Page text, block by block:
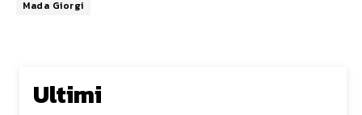
Mada Giorgi
Ultimi